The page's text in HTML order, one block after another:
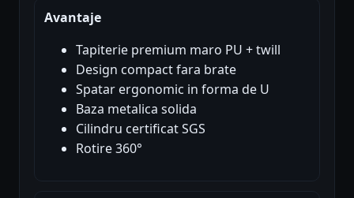
Avantaje
Tapiterie premium maro PU + twill
Design compact fara brate
Spatar ergonomic in forma de U
Baza metalica solida
Cilindru certificat SGS
Rotire 360°